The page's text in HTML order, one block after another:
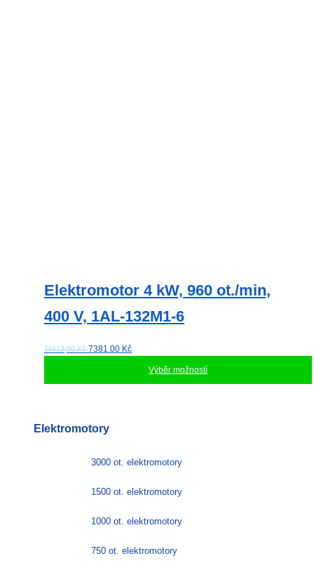
Elektromotor 4 kW, 960 ot./min,
400 V, 1AL-132M1-6
11513,00 Kč7381.00 Kč
Výběr možností
více
Elektromotory
3000 ot. elektromotory
1500 ot. elektromotory
1000 ot. elektromotory
750 ot. elektromotory